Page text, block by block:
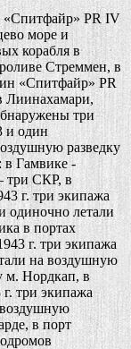
PR IV
море и
корабля в
Стреммен, в
«Спитфайр» PR
Лиинахамари,
три
и один
разведку
в Гамвике -
три СКР, в
г. три экипажа
одиночно летали
в портах
г. три экипажа
на воздушную
м. Нордкап, в
три экипажа
в порт